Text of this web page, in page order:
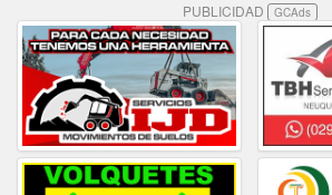
PUBLICIDAD GCAds